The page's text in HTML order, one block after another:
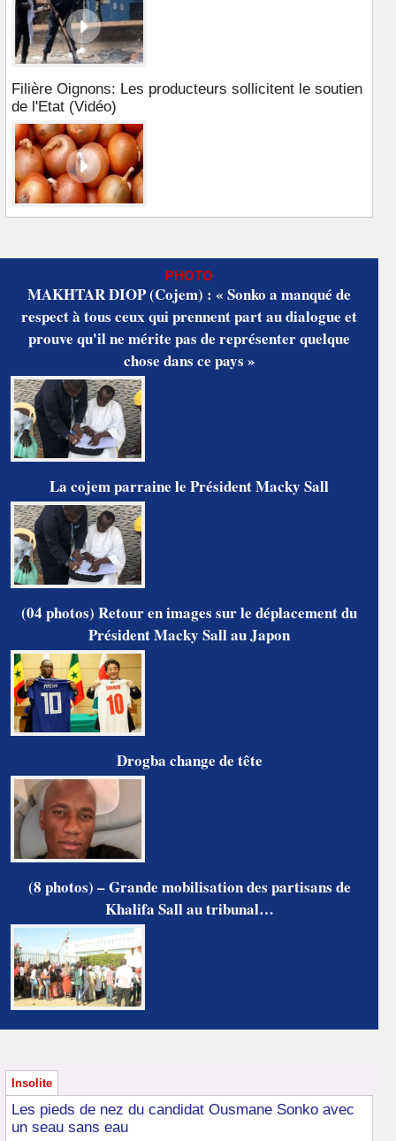
Filière Oignons: Les producteurs sollicitent le soutien
de l'Etat (Vidéo)
PHOTO
MAKHTAR DIOP (Cojem) : « Sonko a manqué de
respect à tous ceux qui prennent part au dialogue et
prouve qu'il ne mérite pas de représenter quelque
chose dans ce pays »
La cojem parraine le Président Macky Sall
(04 photos) Retour en images sur le déplacement du
Président Macky Sall au Japon
Drogba change de tête
(8 photos) – Grande mobilisation des partisans de
Khalifa Sall au tribunal…
Insolite
Les pieds de nez du candidat Ousmane Sonko avec
un seau sans eau